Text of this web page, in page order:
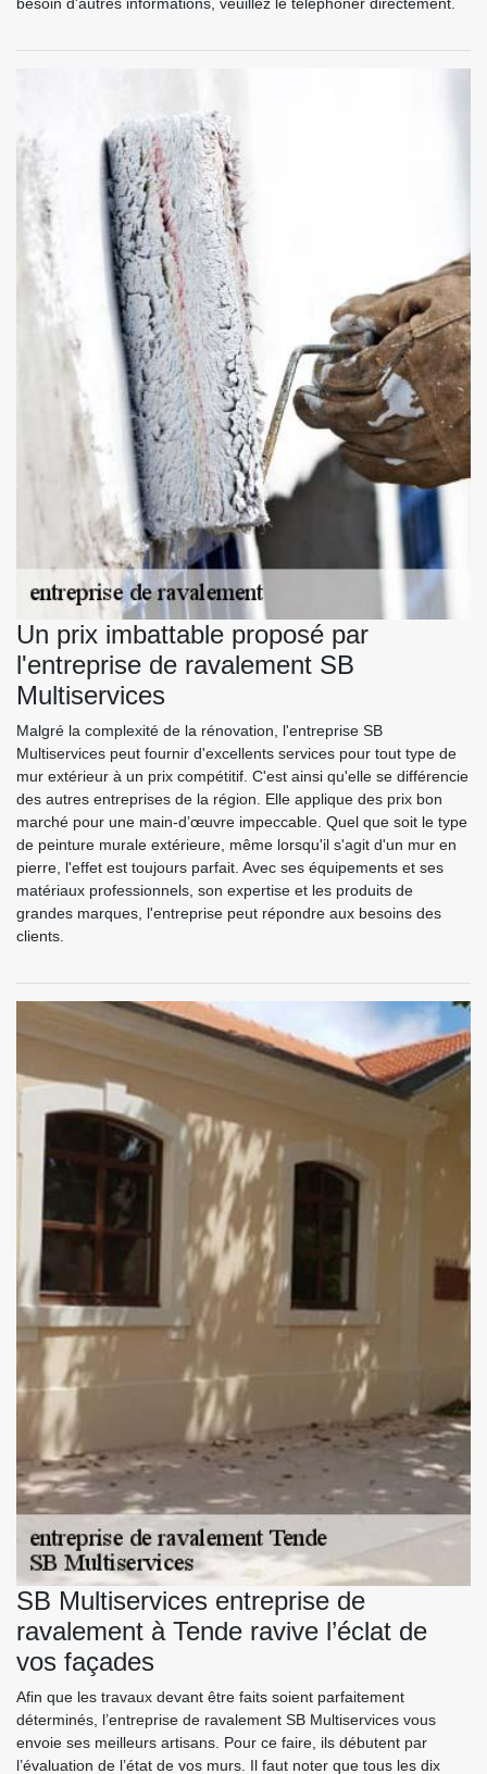
Un prix imbattable proposé par
l'entreprise de ravalement SB
Multiservices
Malgré la complexité de la rénovation, l'entreprise SB
Multiservices peut fournir d'excellents services pour tout type de
mur extérieur à un prix compétitif. C'est ainsi qu'elle se différencie
des autres entreprises de la région. Elle applique des prix bon
marché pour une main-d’œuvre impeccable. Quel que soit le type
de peinture murale extérieure, même lorsqu'il s'agit d'un mur en
pierre, l'effet est toujours parfait. Avec ses équipements et ses
matériaux professionnels, son expertise et les produits de
grandes marques, l'entreprise peut répondre aux besoins des
clients.
SB Multiservices entreprise de
ravalement à Tende ravive l’éclat de
vos façades
Afin que les travaux devant être faits soient parfaitement
déterminés, l’entreprise de ravalement SB Multiservices vous
envoie ses meilleurs artisans. Pour ce faire, ils débutent par
l’évaluation de l’état de vos murs. Il faut noter que tous les dix